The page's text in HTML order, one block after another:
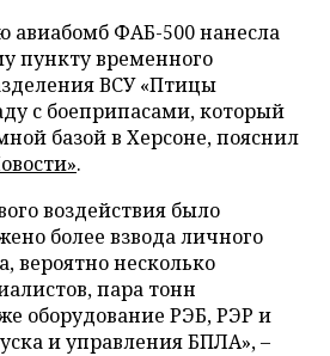
авиабомб ФАБ-500 нанесла
пункту временного
ВСУ «Птицы
с боеприпасами, который
базой в Херсоне, пояснил
.
воздействия было
более взвода личного
вероятно несколько
пара тонн
оборудование РЭБ, РЭР и
и управления БПЛА», –